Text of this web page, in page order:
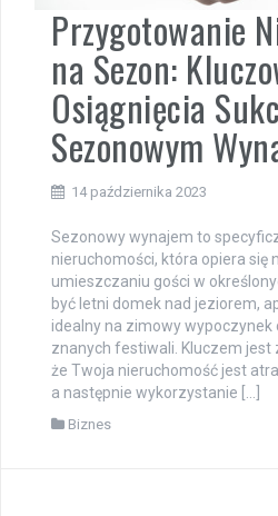
Przygotowanie
na Sezon:
Osiągnięcia
Sezonowym
14 października 2023
Sezonowy wynajem to
nieruchomości, która opiera się
umieszczaniu gości w
być letni domek nad jeziorem,
idealny na zimowy wypoczynek
znanych festiwali. Kluczem jest
że Twoja nieruchomość jest
a następnie wykorzystanie […]
Biznes